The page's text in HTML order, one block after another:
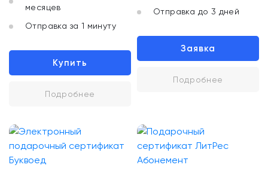
месяцев
Отправка за 1 минуту
Купить
Подробнее
Отправка до 3 дней
Заявка
Подробнее